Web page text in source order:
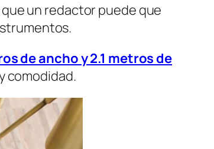
un redactor puede que
de ancho y 2.1 metros de
comodidad.